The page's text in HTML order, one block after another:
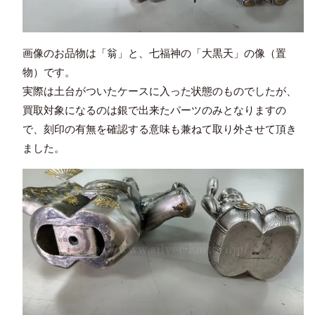
画像のお品物は「翁」と、七福神の「大黒天」の像（置
物）です。
実際は土台がついたケースに入った状態のものでしたが、
買取対象になるのは銀で出来たパーツのみとなりますの
で、刻印の有無を確認する意味も兼ねて取り外させて頂き
ました。